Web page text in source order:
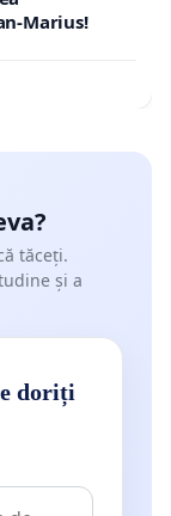
Marius!
tăceți.
și a
doriți